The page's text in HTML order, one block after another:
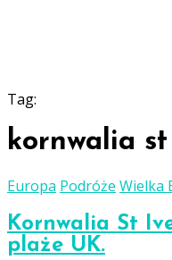
Tag:
kornwalia
Europa Podróże Wielka
Kornwalia St
plaże UK.